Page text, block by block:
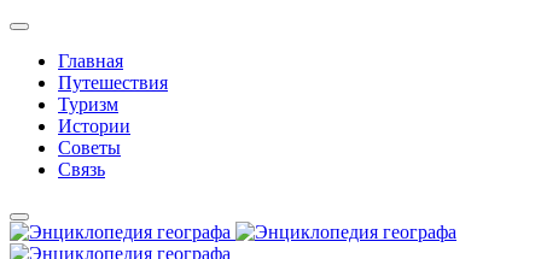
Главная
Путешествия
Туризм
Истории
Советы
Связь